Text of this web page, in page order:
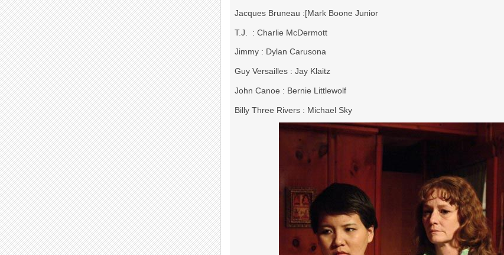
Jacques Bruneau :[Mark Boone Junior
T.J. : Charlie McDermott
Jimmy : Dylan Carusona
Guy Versailles : Jay Klaitz
John Canoe : Bernie Littlewolf
Billy Three Rivers : Michael Sky